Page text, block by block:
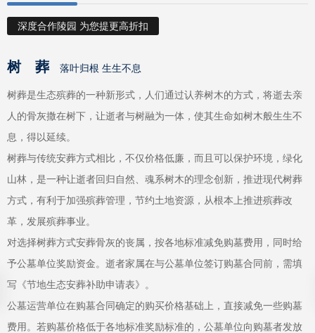
深度合作陵园 为您提更高折扣
树 葬 落叶归根 生生不息
树葬是生态殡葬的一种新形式，人们通过认养树木的方式，将逝去亲
人的骨灰撒在树下，让逝者与树融为一体，使其生命如树木般生生不
息，得以延续。
树葬与传统安葬方式相比，不仅价格低廉，而且可以保护环境，绿化
山林，是一种让逝者回归自然、魂系树木的理念创新，推进现代树葬
方式，有利于加强殡葬管理，节约土地资源，从根本上推进殡葬改
革，发展殡葬事业。
对选择树葬方式安葬骨灰的丧属，按各地标准减免购墓费用，同时给
予公墓单位奖励资金。逝者家属在与公墓单位签订购墓合同前，需填
写《节地生态安葬补助申请表》。
公墓运营单位在购墓合同确定的购买价格基础上，直接减免一些购墓
费用。若购墓价格低于各地标准奖励标准的，公墓单位向购墓者发放